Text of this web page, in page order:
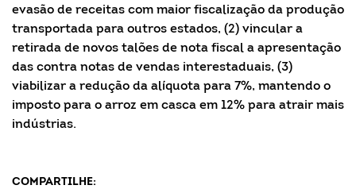
evasão de receitas com maior fiscalização da produção
transportada para outros estados, (2) vincular a
retirada de novos talões de nota fiscal a apresentação
das contra notas de vendas interestaduais, (3)
viabilizar a redução da alíquota para 7%, mantendo o
imposto para o arroz em casca em 12% para atrair mais
indústrias.
COMPARTILHE: